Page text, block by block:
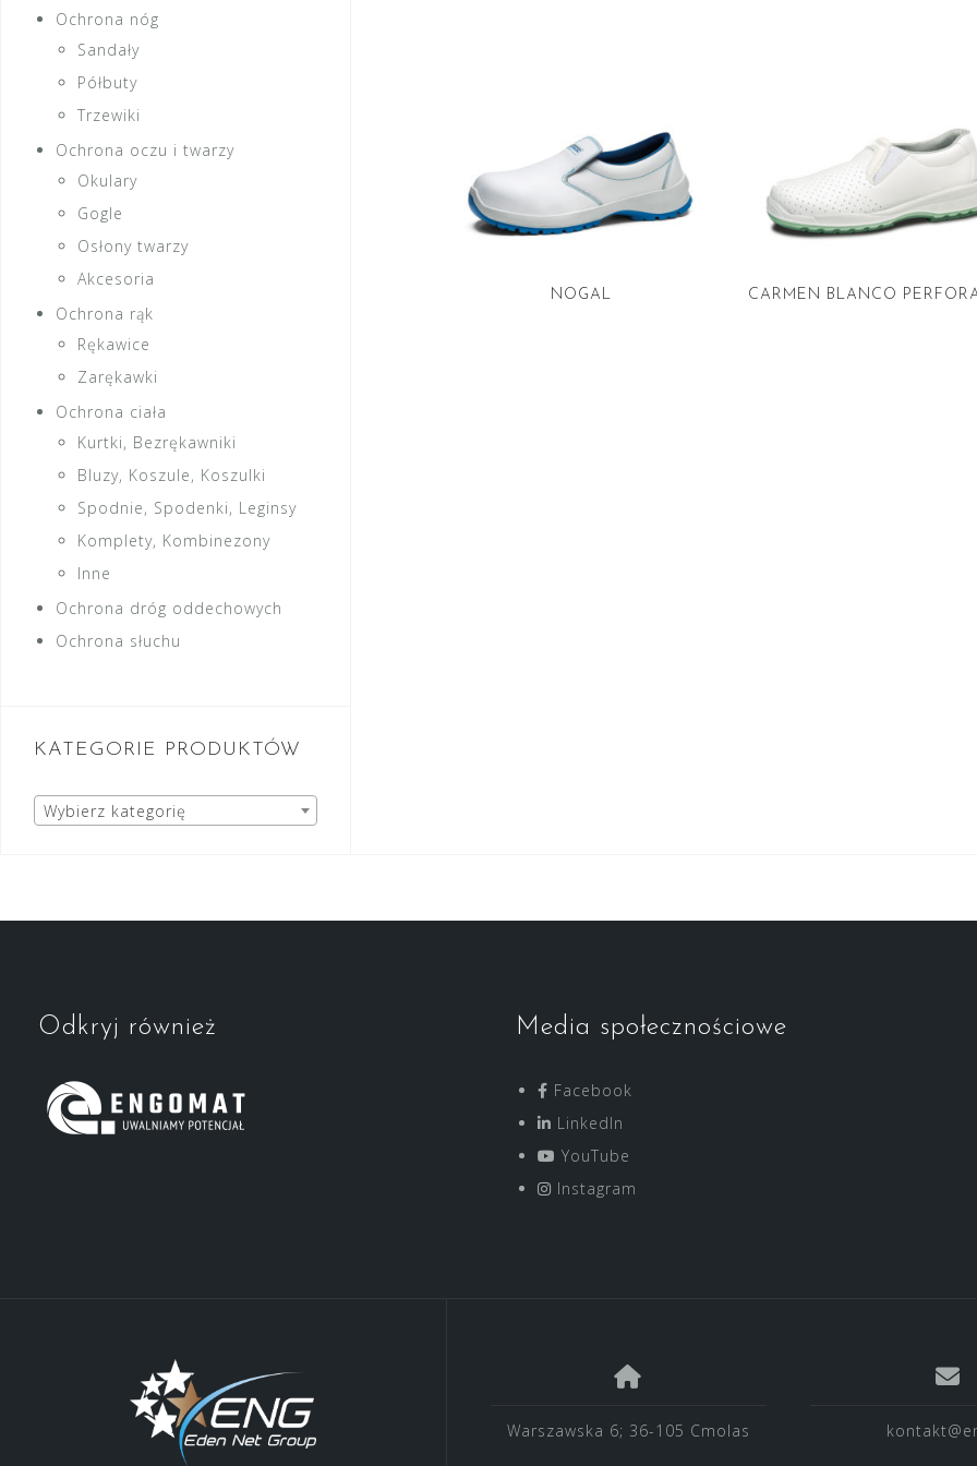
NOGAL CARMEN BLANCO
Ochrona nóg
Sandały
Półbuty
Trzewiki
Ochrona oczu i twarzy
Okulary
Gogle
Osłony twarzy
Akcesoria
Ochrona rąk
Rękawice
Zarękawki
Ochrona ciała
Kurtki, Bezrękawniki
Bluzy, Koszule, Koszulki
Spodnie, Spodenki, Leginsy
Komplety, Kombinezony
Inne
Ochrona dróg oddechowych
Ochrona słuchu
KATEGORIE PRODUKTÓW
Wybierz kategorię
Odkryj również Media społecznościowe
Facebook
LinkedIn
YouTube
Instagram
Warszawska 6; 36-105 Cmolas